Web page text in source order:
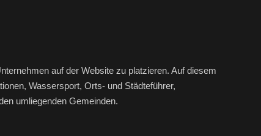
auf der Website zu platzieren. Auf diesem
Wassersport, Orts- und Städteführer,
umliegenden Gemeinden.